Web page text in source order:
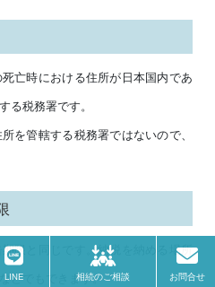
亡時における住所が日本国内であ
る税務署です。
を管轄する税務署ではないので、
限と同じです。納税を納める場所
どでもできます。
LINE 相続のご相談 お問合せ